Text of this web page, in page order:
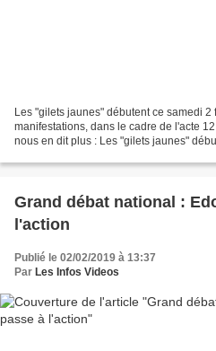
Les "gilets jaunes" débutent ce samedi
manifestations, dans le cadre de l'acte
nous en dit plus : Les "gilets jaunes" débutent ce samedi 2 février une
Grand débat national :
l'action
Publié le 02/02/2019 à 13:37
Par Les Infos Videos